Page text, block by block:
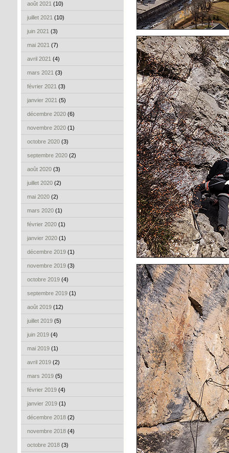
août 2021 (10)
juillet 2021 (10)
juin 2021 (3)
mai 2021 (7)
avril 2021 (4)
mars 2021 (3)
février 2021 (3)
janvier 2021 (5)
décembre 2020 (6)
novembre 2020 (1)
octobre 2020 (3)
septembre 2020 (2)
août 2020 (3)
juillet 2020 (2)
mai 2020 (2)
mars 2020 (1)
février 2020 (1)
janvier 2020 (1)
décembre 2019 (1)
novembre 2019 (3)
octobre 2019 (4)
septembre 2019 (1)
août 2019 (12)
juillet 2019 (5)
juin 2019 (4)
mai 2019 (1)
avril 2019 (2)
mars 2019 (5)
février 2019 (4)
janvier 2019 (1)
décembre 2018 (2)
novembre 2018 (4)
octobre 2018 (3)